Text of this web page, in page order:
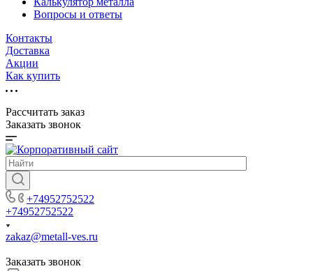
Вопросы и ответы
Контакты
Доставка
Акции
Как купить
Рассчитать заказ
Заказать звонок
+74952752522
+74952752522
zakaz@metall-ves.ru
Заказать звонок